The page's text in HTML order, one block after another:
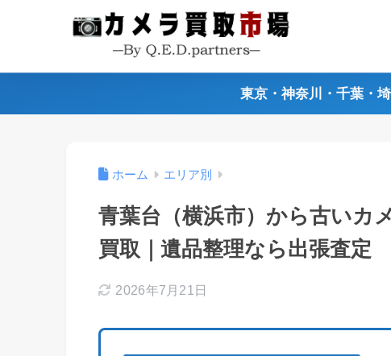
東京・神奈川・千葉・
ホーム エリア別
青葉台（横浜市）から古いカ
買取｜遺品整理なら出張査定
2026年7月21日